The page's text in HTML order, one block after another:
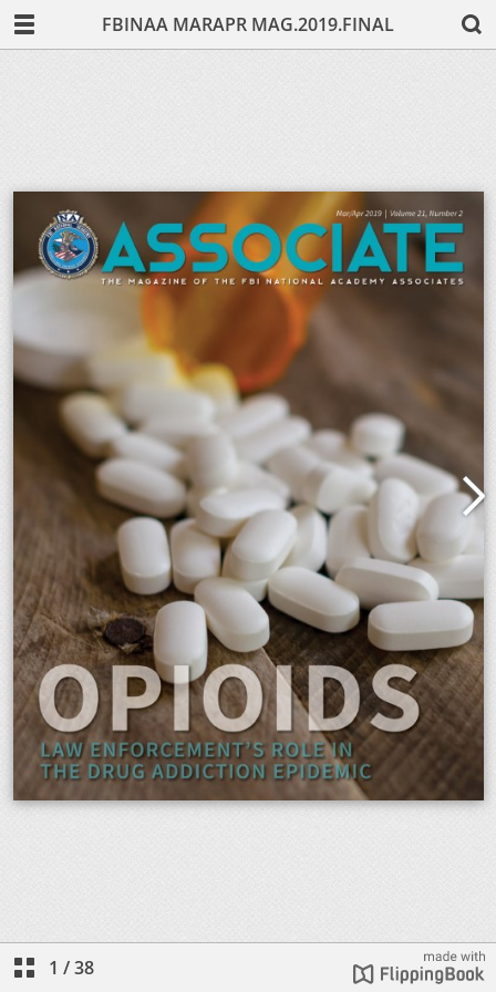
FBINAA MARAPR MAG.2019.FINAL
1 /38